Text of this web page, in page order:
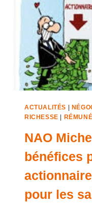
ACTUALITÉS |
RICHESSE |
NAO
bénéfices
pour les